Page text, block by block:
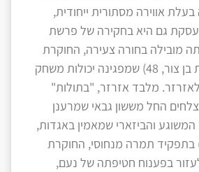
אווירה מסתורית ייחודית,
גם היא בחקירה של פרשת
מובילה בחורה צעירה, החוקרת
לאה קפקא (אפרת בן צור, 48) שמפגינה יכולות משחק
מלבד אזרזר, "בתולות"
החל מששון גבאי שמרענן
והביזארי שמאמין באגדות,
ירלובה (52) בתפקיד תמרה מנחוסי, החוקרת
בפענוח חטיפתה של נעם,